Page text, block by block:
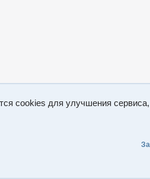
cookies для улучшения